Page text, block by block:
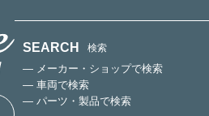
SEARCH 検索
— メーカー・ショップで検索
— 車両で検索
— パーツ・製品で検索